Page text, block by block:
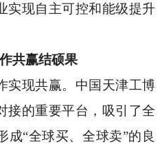
实现自主可控和能级提升
共赢结硕果
实现共赢。中国天津工博
接的重要平台，吸引了全
成“全球买、全球卖”的良